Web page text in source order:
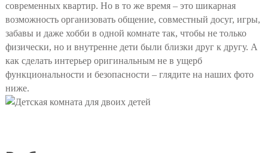
современных квартир. Но в то же время – это шикарная
возможность организовать общение, совместный досуг, игры,
забавы и даже хобби в одной комнате так, чтобы не только
физически, но и внутренне дети были близки друг к другу. А
как сделать интерьер оригинальным не в ущерб
функциональности и безопасности – глядите на наших фото
ниже.